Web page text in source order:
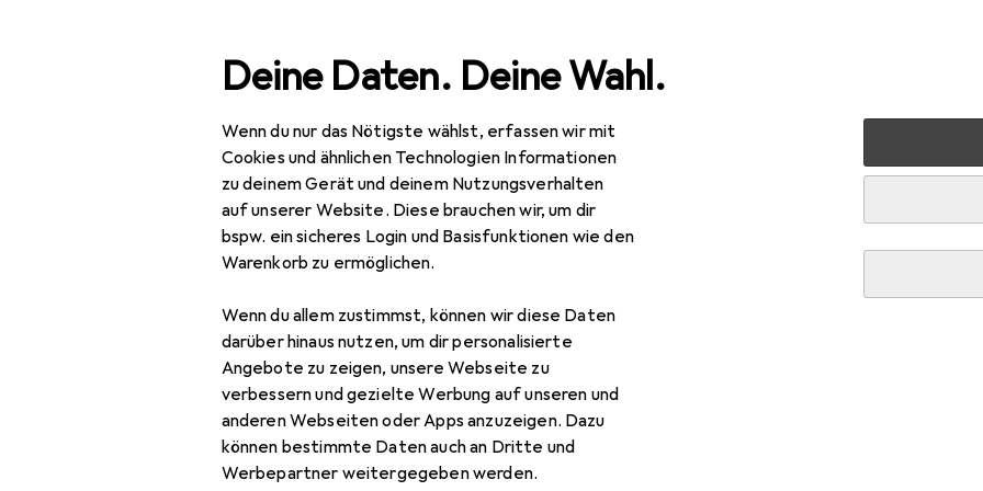
Deine Daten. Deine Wahl.
Wenn du nur das Nötigste wählst, erfassen wir mit
Cookies und ähnlichen Technologien Informationen
zu deinem Gerät und deinem Nutzungsverhalten
auf unserer Website. Diese brauchen wir, um dir
bspw. ein sicheres Login und Basisfunktionen wie den
Warenkorb zu ermöglichen.
Wenn du allem zustimmst, können wir diese Daten
darüber hinaus nutzen, um dir personalisierte
Angebote zu zeigen, unsere Webseite zu
verbessern und gezielte Werbung auf unseren und
anderen Webseiten oder Apps anzuzeigen. Dazu
können bestimmte Daten auch an Dritte und
Werbepartner weitergegeben werden.
Navigation nach Kategorien Gesamtsortiment Baumarkt + Garten